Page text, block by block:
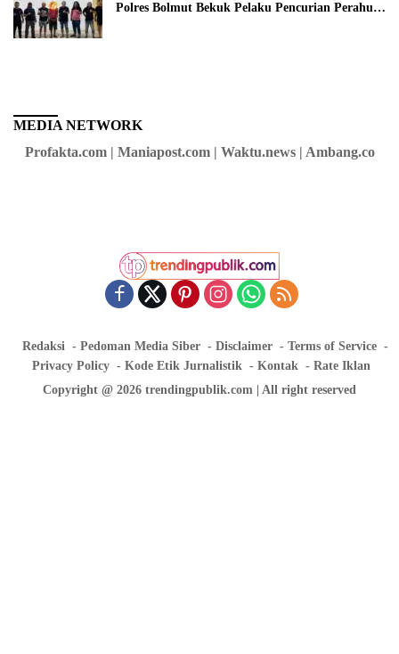
Polres Bolmut Bekuk Pelaku Pencurian Perahu
MEDIA NETWORK
Profakta.com | Maniapost.com | Waktu.news | Ambang.co
Redaksi Pedoman Media Siber Disclaimer
Terms of Service
Privacy Policy
Kode Etik Jurnalistik Kontak
Rate Iklan
Copyright @ 2026 trendingpublik.com | All right reserved